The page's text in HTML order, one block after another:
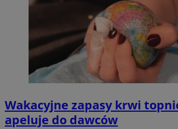
Wakacyjne zapasy krwi
apeluje do dawców